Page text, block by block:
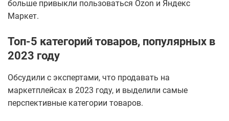
больше привыкли пользоваться Ozon и Яндекс
Маркет.
Топ-5 категорий товаров, популярных в
2023 году
Обсудили с экспертами, что продавать на
маркетплейсах в 2023 году, и выделили самые
перспективные категории товаров.